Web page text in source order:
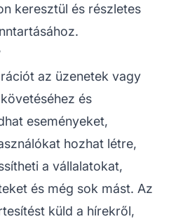
keresztül és részletes
az üzenetek vagy
és
eseményeket,
hozhat létre,
a vállalatokat,
és még sok mást. Az
küld a hírekről,